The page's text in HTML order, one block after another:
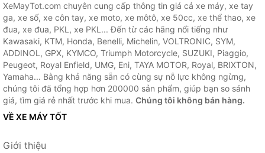
XeMayTot.com chuyên cung cấp thông tin giá cả xe máy, xe tay
ga, xe số, xe côn tay, xe moto, xe môtô, xe 50cc, xe thể thao, xe
đua, xe đua, PKL, xe PKL... Đến từ các hãng nổi tiếng như
Kawasaki, KTM, Honda, Benelli, Michelin, VOLTRONIC, SYM,
ADDINOL, GPX, KYMCO, Triumph Motorcycle, SUZUKI, Piaggio,
Peugeot, Royal Enfield, UMG, Eni, TAYA MOTOR, Royal, BRIXTON,
Yamaha... Bằng khả năng sẵn có cùng sự nỗ lực không ngừng,
chúng tôi đã tổng hợp hơn 200000 sản phẩm, giúp bạn so sánh
giá, tìm giá rẻ nhất trước khi mua. Chúng tôi không bán hàng.
VỀ XE MÁY TỐT
Giới thiệu